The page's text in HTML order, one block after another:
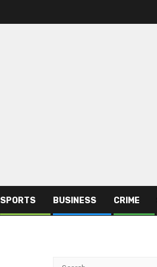
SPORTS BUSINESS CRIME
Search